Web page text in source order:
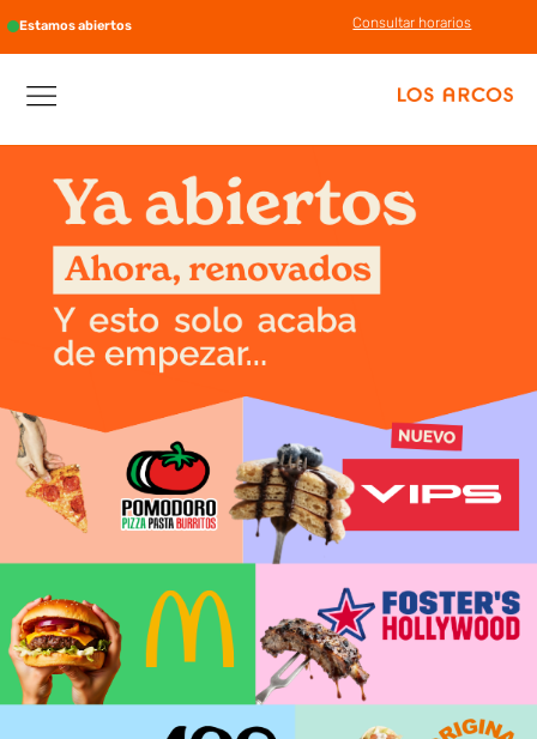
Estamos abiertos Consultar horarios